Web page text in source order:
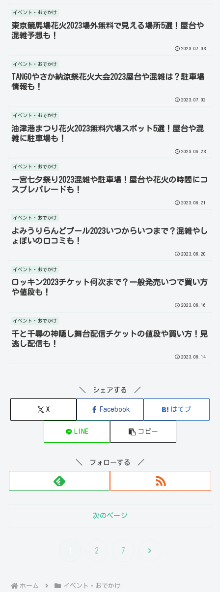
イベント・おでかけ
東京競馬場花火2023場外無料で見える場所5選！屋台や
混雑予想も！
2023.07.03
イベント・おでかけ
TANGOやさか納涼祭花火大会2023屋台や混雑は？駐車場
情報も！
2023.07.02
イベント・おでかけ
油津港まつり花火2023無料穴場スポット5選！屋台や混
雑に駐車場も！
2023.06.23
イベント・おでかけ
一宮七夕祭り2023混雑や駐車場！屋台や花火の時間にコ
スプレパレードも！
2023.06.21
イベント・おでかけ
よみうりらんどプール2023いつからいつまで？混雑やし
ょぼいの口コミも！
2023.06.20
イベント・おでかけ
ロッキン2023チケット何次まで？一般発売いつで買い方
や値段も！
2023.06.16
イベント・おでかけ
千と千尋の神隠し舞台配信チケットの値段や買い方！見
逃し配信も！
2023.06.14
＼ シェアする ／
X Facebook はてブ
LINE コピー
＼ フォローする ／
次のページ
2 7 次
ホーム イベント・おでかけ